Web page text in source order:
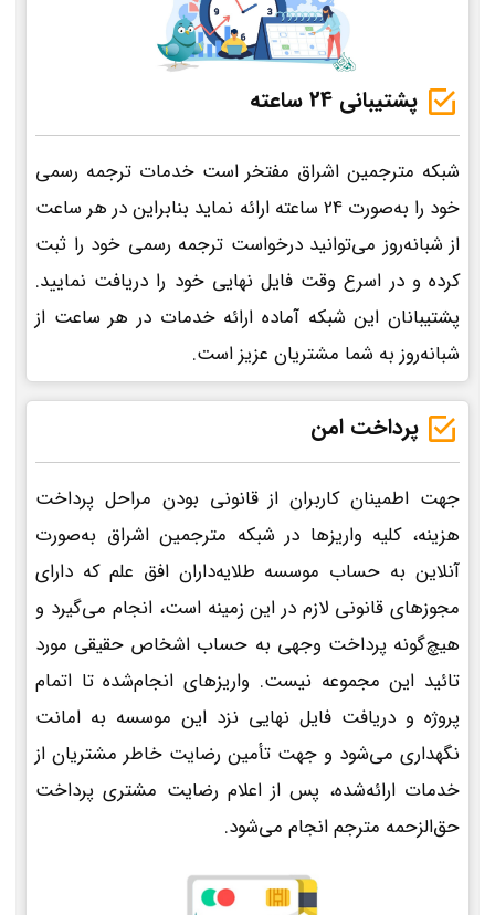
پشتیبانی 24 ساعته
شبکه مترجمین اشراق مفتخر است خدمات ترجمه رسمی
خود را به‌صورت 24 ساعته ارائه نماید بنابراین در هر ساعت
از شبانه‌روز می‌توانید درخواست ترجمه رسمی خود را ثبت
کرده و در اسرع وقت فایل نهایی خود را دریافت نمایید.
پشتیبانان این شبکه آماده ارائه خدمات در هر ساعت از
شبانه‌روز به شما مشتریان عزیز است.
پرداخت امن
جهت اطمینان کاربران از قانونی بودن مراحل پرداخت
هزینه، کلیه واریزها در شبکه مترجمین اشراق به‌صورت
آنلاین به حساب موسسه طلایه‌داران افق علم که دارای
مجوزهای قانونی لازم در این زمینه است، انجام می‌گیرد و
هیچ‌گونه پرداخت وجهی به حساب اشخاص حقیقی مورد
تائید این مجموعه نیست. واریزهای انجام‌شده تا اتمام
پروژه و دریافت فایل نهایی نزد این موسسه به امانت
نگهداری می‌شود و جهت تأمین رضایت خاطر مشتریان از
خدمات ارائه‌شده، پس از اعلام رضایت مشتری پرداخت
حق‌الزحمه مترجم انجام می‌شود.